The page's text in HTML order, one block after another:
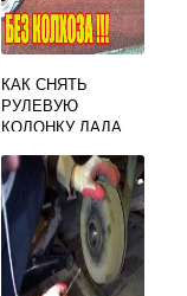
КАК СНЯТЬ
РУЛЕВУЮ
КОЛОНКУ ЛАДА